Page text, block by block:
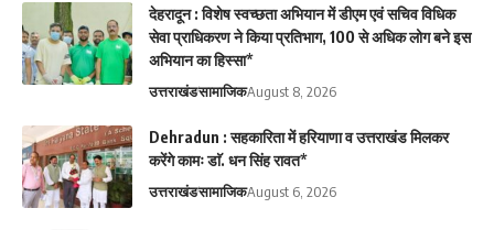
देहरादून : विशेष स्वच्छता अभियान में डीएम एवं सचिव विधिक
सेवा प्राधिकरण ने किया प्रतिभाग, 100 से अधिक लोग बने इस
अभियान का हिस्सा*
उत्तराखंडसामाजिकAugust 8, 2026
Dehradun : सहकारिता में हरियाणा व उत्तराखंड मिलकर
करेंगे कामः डाॅ. धन सिंह रावत*
उत्तराखंडसामाजिकAugust 6, 2026